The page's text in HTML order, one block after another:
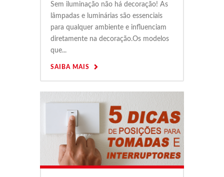
Sem iluminação não há decoração! As
lâmpadas e luminárias são essenciais
para qualquer ambiente e influenciam
diretamente na decoração.Os modelos
que...
SAIBA MAIS